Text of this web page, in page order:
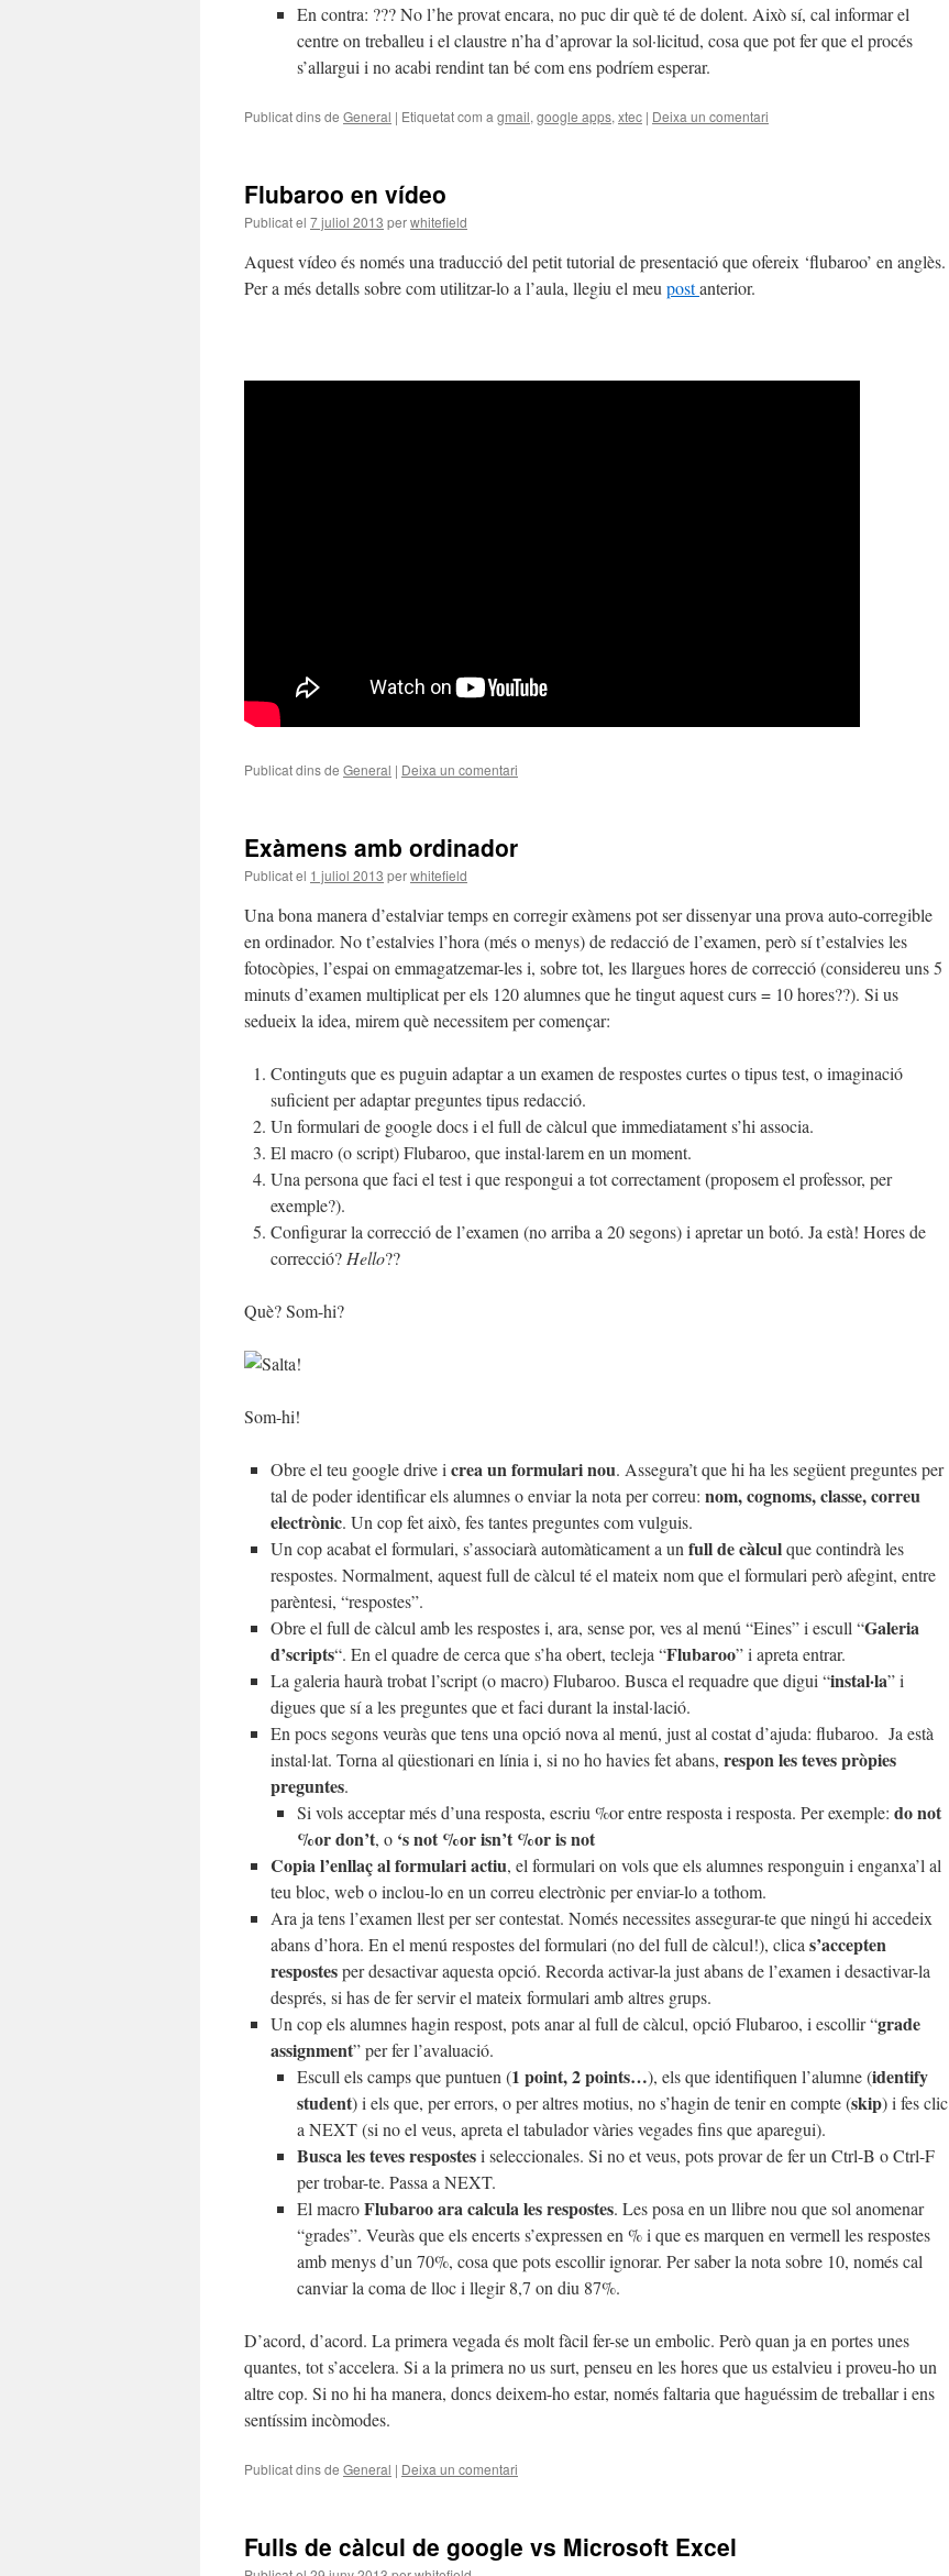
En contra: ??? No l’he provat encara, no puc dir què té de dolent. Això sí, cal informar el
centre on treballeu i el claustre n’ha d’aprovar la sol·licitud, cosa que pot fer que el procés
s’allargui i no acabi rendint tan bé com ens podríem esperar.
Publicat dins de General | Etiquetat com a gmail, google apps, xtec | Deixa un comentari
Flubaroo en vídeo
Publicat el 7 juliol 2013 perwhitefield
Aquest vídeo és només una traducció del petit tutorial de presentació que ofereix ‘flubaroo’ en anglès.
Per a més detalls sobre com utilitzar-lo a l’aula, llegiu el meu postanterior.
Publicat dins de General | Deixa un comentari
Exàmens amb ordinador
Publicat el 1 juliol 2013 perwhitefield
Una bona manera d’estalviar temps en corregir exàmens pot ser dissenyar una prova auto-corregible
en ordinador. No t’estalvies l’hora (més o menys) de redacció de l’examen, però sí t’estalvies les
fotocòpies, l’espai on emmagatzemar-les i, sobre tot, les llargues hores de correcció (considereu uns 5
minuts d’examen multiplicat per els 120 alumnes que he tingut aquest curs = 10 hores??). Si us
sedueix la idea, mirem què necessitem per començar:
Continguts que es puguin adaptar a un examen de respostes curtes o tipus test, o imaginació
suficient per adaptar preguntes tipus redacció.
Un formulari de google docs i el full de càlcul que immediatament s’hi associa.
El macro (o script) Flubaroo, que instal·larem en un moment.
Una persona que faci el test i que respongui a tot correctament (proposem el professor, per
exemple?).
Configurar la correcció de l’examen (no arriba a 20 segons) i apretar un botó. Ja està! Hores de
correcció? Hello??
Què? Som-hi?
Som-hi!
Obre el teu google drive i crea un formulari nou. Assegura’t que hi ha les següent preguntes per
tal de poder identificar els alumnes o enviar la nota per correu: nom, cognoms, classe, correu
electrònic. Un cop fet això, fes tantes preguntes com vulguis.
Un cop acabat el formulari, s’associarà automàticament a un full de càlculque contindrà les
respostes. Normalment, aquest full de càlcul té el mateix nom que el formulari però afegint, entre
parèntesi, “respostes”.
Obre el full de càlcul amb les respostes i, ara, sense por, ves al menú “Eines” i escull “Galeria
d’scripts“. En el quadre de cerca que s’ha obert, tecleja “Flubaroo” i apreta entrar.
La galeria haurà trobat l’script (o macro) Flubaroo. Busca el requadre que digui “instal·la” i
digues que sí a les preguntes que et faci durant la instal·lació.
En pocs segons veuràs que tens una opció nova al menú, just al costat d’ajuda: flubaroo. Ja està
instal·lat. Torna al qüestionari en línia i, si no ho havies fet abans, respon les teves pròpies
preguntes.
Si vols acceptar més d’una resposta, escriu %or entre resposta i resposta. Per exemple: do not
%or don’t, o ‘s not %or isn’t %or is not
Copia l’enllaç al formulari actiu, el formulari on vols que els alumnes responguin i enganxa’l al
teu bloc, web o inclou-lo en un correu electrònic per enviar-lo a tothom.
Ara ja tens l’examen llest per ser contestat. Només necessites assegurar-te que ningú hi accedeix
abans d’hora. En el menú respostes del formulari (no del full de càlcul!), clica s’accepten
respostesper desactivar aquesta opció. Recorda activar-la just abans de l’examen i desactivar-la
després, si has de fer servir el mateix formulari amb altres grups.
Un cop els alumnes hagin respost, pots anar al full de càlcul, opció Flubaroo, i escollir “grade
assignment” per fer l’avaluació.
Escull els camps que puntuen (1 point, 2 points…), els que identifiquen l’alumne (identify
student) i els que, per errors, o per altres motius, no s’hagin de tenir en compte (skip) i fes clic
a NEXT (si no el veus, apreta el tabulador vàries vegades fins que aparegui).
Busca les teves respostesi seleccionales. Si no et veus, pots provar de fer un Ctrl-B o Ctrl-F
per trobar-te. Passa a NEXT.
El macroFlubaroo ara calcula les respostes. Les posa en un llibre nou que sol anomenar
“grades”. Veuràs que els encerts s’expressen en % i que es marquen en vermell les respostes
amb menys d’un 70%, cosa que pots escollir ignorar. Per saber la nota sobre 10, només cal
canviar la coma de lloc i llegir 8,7 on diu 87%.
D’acord, d’acord. La primera vegada és molt fàcil fer-se un embolic. Però quan ja en portes unes
quantes, tot s’accelera. Si a la primera no us surt, penseu en les hores que us estalvieu i proveu-ho un
altre cop. Si no hi ha manera, doncs deixem-ho estar, només faltaria que haguéssim de treballar i ens
sentíssim incòmodes.
Publicat dins de General | Deixa un comentari
Fulls de càlcul de google vs Microsoft Excel